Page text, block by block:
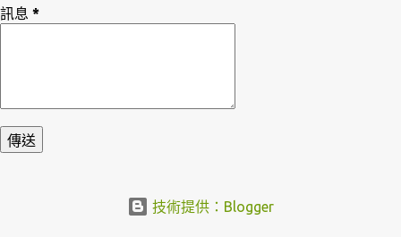
訊息 *
技術提供：Blogger